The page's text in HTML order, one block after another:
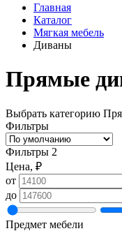
Главная
Каталог
Мягкая мебель
Диваны
Прямые
Выбрать категорию
Фильтры
Фильтры 2
Цена, ₽
от
до
Предмет мебели